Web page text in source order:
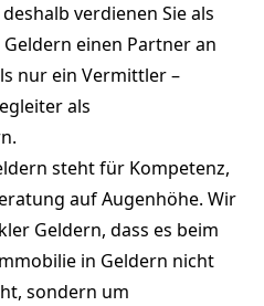
verdienen Sie als
einen Partner an
nur ein Vermittler –
als
steht für Kompetenz,
auf Augenhöhe. Wir
Geldern, dass es beim
in Geldern nicht
sondern um